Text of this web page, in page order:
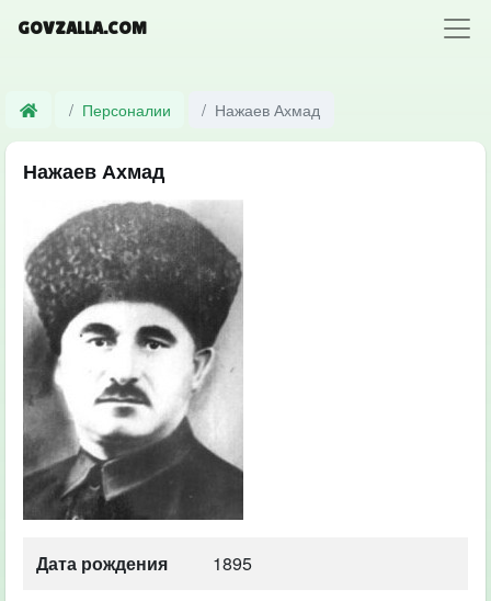
GOVZALLA.COM
Персоналии Нажаев Ахмад
Нажаев Ахмад
Дата рождения 1895